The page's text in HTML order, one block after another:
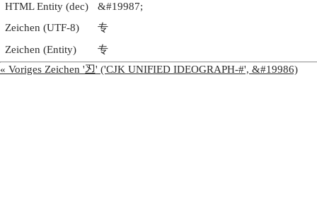
HTML Entity (dec)
&#19987;
Zeichen (UTF-8)
专
Zeichen (Entity)
专
« Voriges Zeichen '丒' ('CJK UNIFIED IDEOGRAPH-#', &#19986)